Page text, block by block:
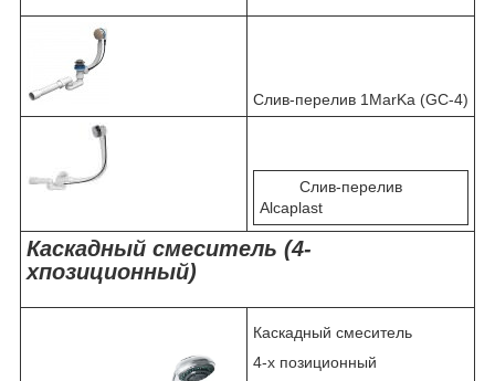
Слив-перелив 1MarKa (GC-4)
Слив-перелив
Alcaplast
Каскадный смеситель (4-
хпозиционный)
Каскадный смеситель
4-х позиционный